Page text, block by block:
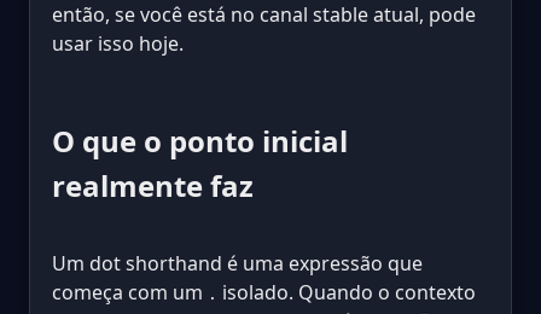
então, se você está no canal stable atual, pode
usar isso hoje.
O que o ponto inicial
realmente faz
Um dot shorthand é uma expressão que
começa com um . isolado. Quando o contexto